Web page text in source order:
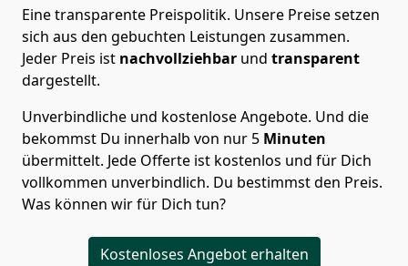
Eine transparente Preispolitik. Unsere Preise setzen
sich aus den gebuchten Leistungen zusammen.
Jeder Preis ist nachvollziehbar und transparent
dargestellt.
Unverbindliche und kostenlose Angebote. Und die
bekommst Du innerhalb von nur 5 Minuten
übermittelt. Jede Offerte ist kostenlos und für Dich
vollkommen unverbindlich. Du bestimmst den Preis.
Was können wir für Dich tun?
Kostenloses Angebot erhalten